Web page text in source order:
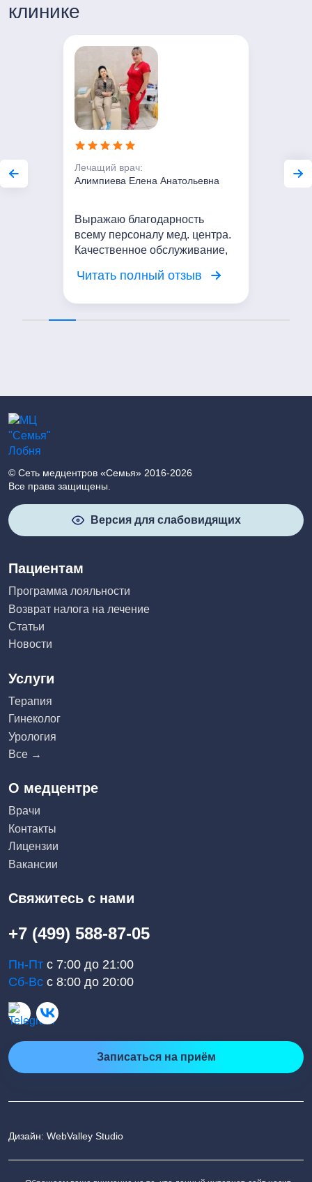
клинике
Лечащий врач:
Алимпиева Елена Анатольевна
Выражаю благодарность
всему персоналу мед. центра.
Качественное обслуживание,
довольна посещением центра!
Читать полный отзыв
© Сеть медцентров «Семья» 2016-2026
Все права защищены.
Версия для слабовидящих
Пациентам
Программа лояльности
Возврат налога на лечение
Статьи
Новости
Услуги
Терапия
Гинеколог
Урология
Все →
О медцентре
Врачи
Контакты
Лицензии
Вакансии
Свяжитесь с нами
+7 (499) 588-87-05
Пн-Пт с 7:00 до 21:00
Сб-Вс с 8:00 до 20:00
Записаться на приём
Дизайн: WebValley Studio